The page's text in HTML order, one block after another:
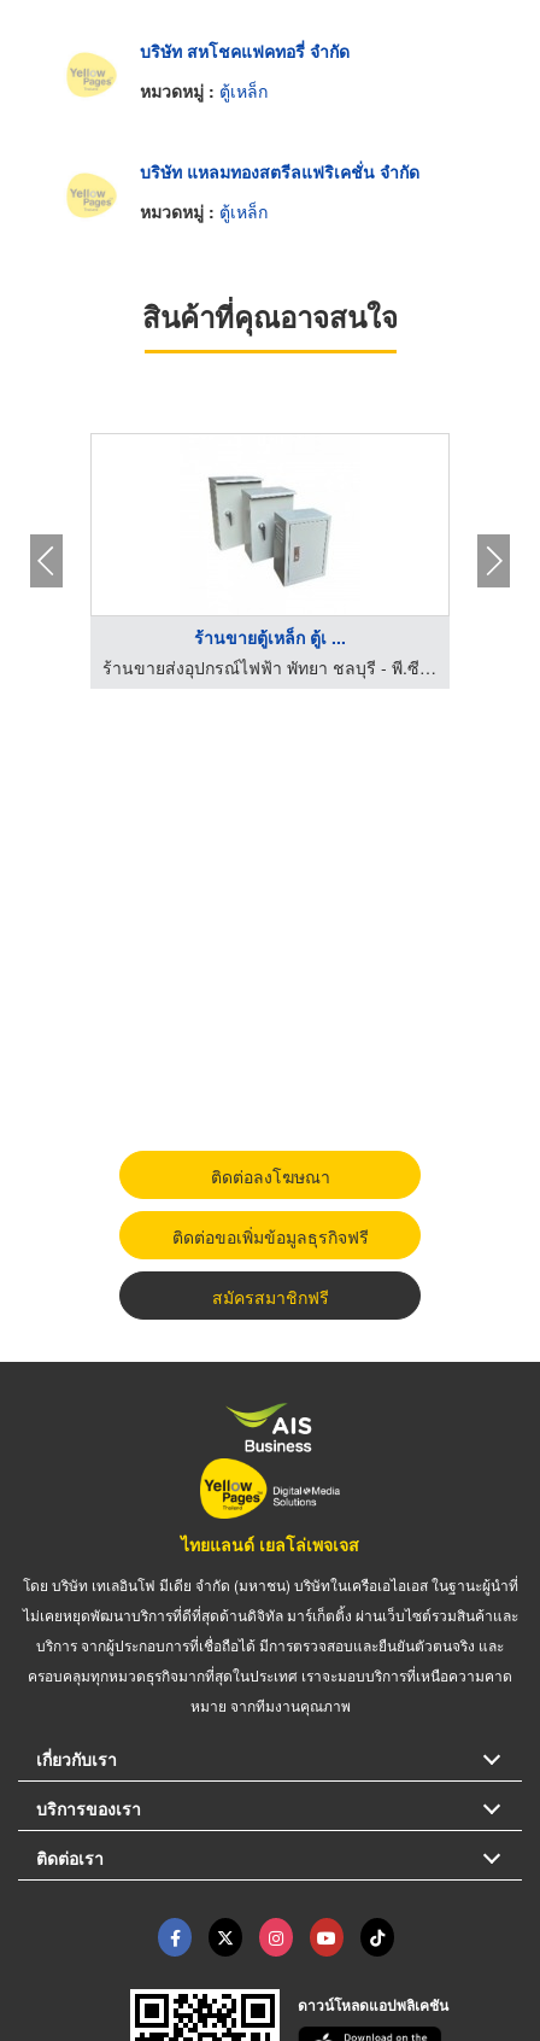
บริษัท สหโชคแฟคทอรี่ จำกัด
หมวดหมู่ : ตู้เหล็ก
บริษัท แหลมทองสตรีลแฟริเคชั่น จำกัด
หมวดหมู่ : ตู้เหล็ก
สินค้าที่คุณอาจสนใจ
ร้านขายตู้เหล็ก ตู้เ ...
ร้านขายส่งอุปกรณ์ไฟฟ้า พัทยา ชลบุรี - พี.ซี.อิเลคทริคกรุ๊ป
ติดต่อลงโฆษณา
ติดต่อขอเพิ่มข้อมูลธุรกิจฟรี
สมัครสมาชิกฟรี
ไทยแลนด์ เยลโล่เพจเจส
โดย บริษัท เทเลอินโฟ มีเดีย จำกัด (มหาชน) บริษัทในเครือเอไอเอส ในฐานะผู้นำที่
ไม่เคยหยุดพัฒนาบริการที่ดีที่สุดด้านดิจิทัล มาร์เก็ตติ้ง ผ่านเว็บไซต์รวมสินค้าและ
บริการ จากผู้ประกอบการที่เชื่อถือได้ มีการตรวจสอบและยืนยันตัวตนจริง และ
ครอบคลุมทุกหมวดธุรกิจมากที่สุดในประเทศ เราจะมอบบริการที่เหนือความคาด
หมาย จากทีมงานคุณภาพ
เกี่ยวกับเรา
บริการของเรา
ติดต่อเรา
ดาวน์โหลดแอปพลิเคชัน